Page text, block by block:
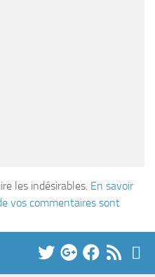
les indésirables. En savoir
vos commentaires sont